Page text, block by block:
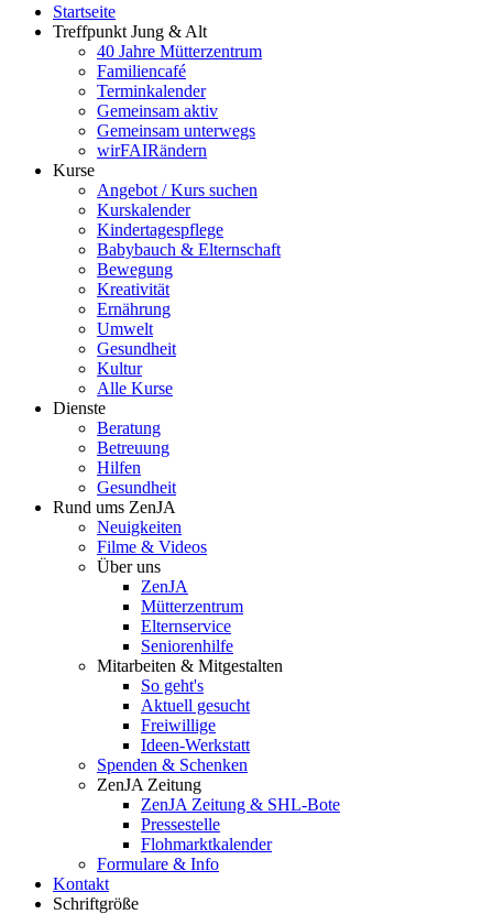
Startseite
Treffpunkt Jung & Alt
40 Jahre Mütterzentrum
Familiencafé
Terminkalender
Gemeinsam aktiv
Gemeinsam unterwegs
wirFAIRändern
Kurse
Angebot / Kurs suchen
Kurskalender
Kindertagespflege
Babybauch & Elternschaft
Bewegung
Kreativität
Ernährung
Umwelt
Gesundheit
Kultur
Alle Kurse
Dienste
Beratung
Betreuung
Hilfen
Gesundheit
Rund ums ZenJA
Neuigkeiten
Filme & Videos
Über uns
ZenJA
Mütterzentrum
Elternservice
Seniorenhilfe
Mitarbeiten & Mitgestalten
So geht's
Aktuell gesucht
Freiwillige
Ideen-Werkstatt
Spenden & Schenken
ZenJA Zeitung
ZenJA Zeitung & SHL-Bote
Pressestelle
Flohmarktkalender
Formulare & Info
Kontakt
Schriftgröße